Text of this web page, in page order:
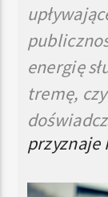
energię
tremę,
przyznaje